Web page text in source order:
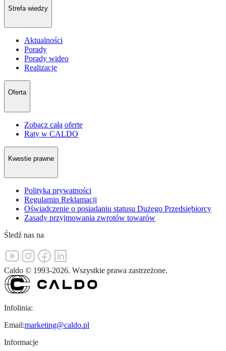
Strefa wiedzy
Aktualności
Porady
Porady wideo
Realizacje
Oferta
Zobacz całą ofertę
Raty w CALDO
Kwestie prawne
Polityka prywatności
Regulamin Reklamacji
Oświadczenie o posiadaniu statusu Dużego Przedsiębiorcy
Zasady przyjmowania zwrotów towarów
Śledź nas na
Caldo © 1993-2026. Wszystkie prawa zastrzeżone.
Infolinia:
Email:marketing@caldo.pl
Informacje